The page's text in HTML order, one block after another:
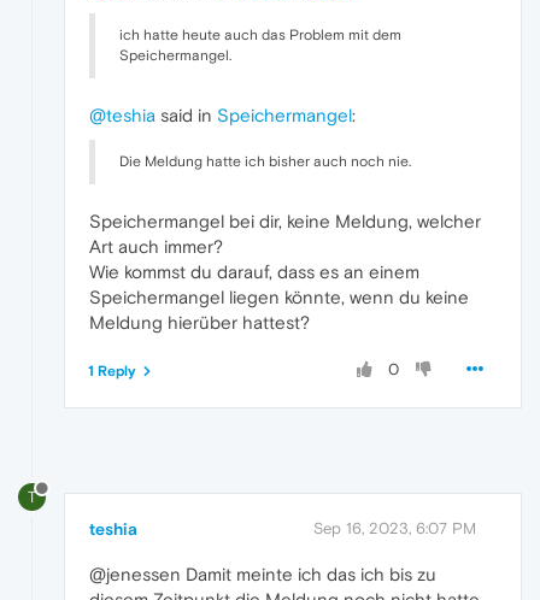
ich hatte heute auch das Problem mit dem
Speichermangel.
@teshia said in Speichermangel:
Die Meldung hatte ich bisher auch noch nie.
Speichermangel bei dir, keine Meldung, welcher
Art auch immer?
Wie kommst du darauf, dass es an einem
Speichermangel liegen könnte, wenn du keine
Meldung hierüber hattest?
0
1 Reply
T
teshia Sep 16, 2023, 6:07 PM
@jenessen Damit meinte ich das ich bis zu